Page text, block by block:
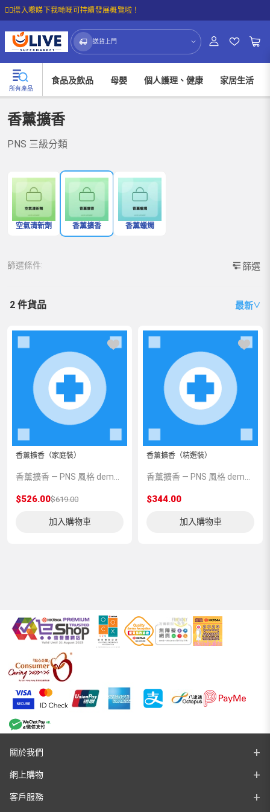
☝🏼㩒入嚟睇下我哋嘅可持續發展概覽啦！
送貨上門
所有產品
食品及飲品 母嬰 個人護理、健康 家居生活
香薰擴香
PNS 三級分類
空氣清新劑 香薰擴香 香薰蠟燭
篩選條件: 篩選
2 件貨品 最新∨
香薰擴香（家庭裝）
$526.00$619.00
加入購物車
香薰擴香（精選裝）
$344.00
加入購物車
關於我們
網上購物
客戶服務